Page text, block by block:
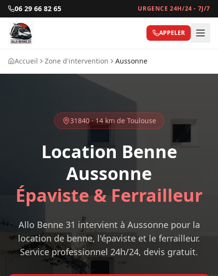
06 29 66 82 65 URGENCE 24H/24 - 7J/7
APPELER
Accueil Zone d'intervention Aussonne
31840·14 km de Toulouse
Location Benne
Aussonne
Épaviste & Ferrailleur
Allo Benne 31 intervient à Aussonne pour la
location de benne, l'épaviste et le ferrailleur.
Service professionnel 24h/24, devis gratuit.